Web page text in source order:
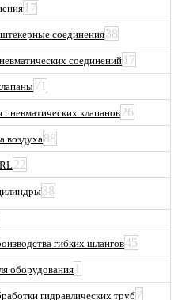
17
соединения38
соединений17
71
клапанов26
воздуха88
22
38
гибких шлангов45
оборудования 1
гидравлических труб7